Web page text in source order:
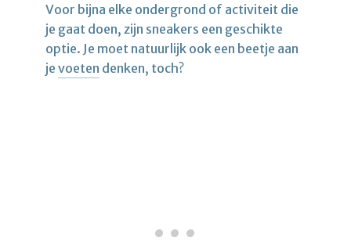
Voor bijna elke ondergrond of activiteit die
je gaat doen, zijn sneakers een geschikte
optie. Je moet natuurlijk ook een beetje aan
je voeten denken, toch?